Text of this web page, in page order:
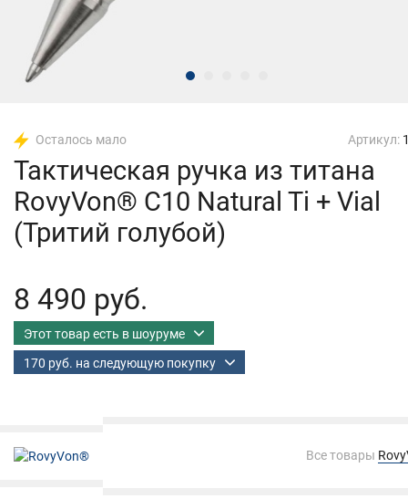
Осталось мало Артикул:
Тактическая ручка из титана
RovyVon® C10 Natural Ti + Vial
(Тритий голубой)
8 490 руб.
Этот товар есть в шоуруме
170 руб. на следующую покупку
Все товары